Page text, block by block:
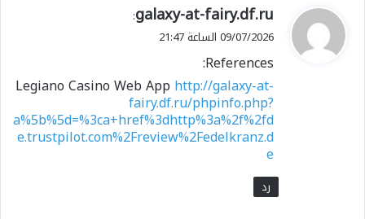
ي
ق
ل
galaxy-at-fairy.df.ru
:
09/07/2026 الساعة 21:47
References:
Legiano Casino Web App http://galaxy-at-
fairy.df.ru/phpinfo.php?
a%5b%5d=%3ca+href%3dhttp%3a%2f%2fd
e.trustpilot.com%2Freview%2Fedelkranz.d
e
رد